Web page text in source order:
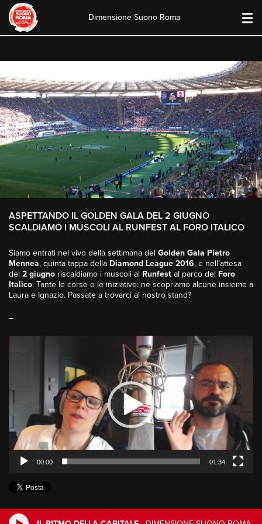
content
Dimensione Suono Roma
ASPETTANDO IL GOLDEN GALA DEL 2 GIUGNO
SCALDIAMO I MUSCOLI AL RUNFEST AL FORO ITALICO
Siamo entrati nel vivo della settimana del Golden Gala Pietro
Mennea, quinta tappa della Diamond League 2016, e nell’attesa
del 2 giugno riscaldiamo i muscoli al Runfest al parco del Foro
Italico. Tante le corse e le iniziative: ne scopriamo alcune insieme a
Laura e Ignazio. Passate a trovarci al nostro stand?
–
00:00 01:34